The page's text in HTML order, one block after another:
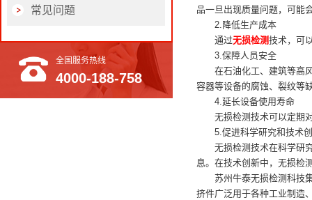
常见问题
全国服务热线
4000-188-758
品一旦出现质量问题，可能
2.降低生产成本
通过无损检测技术，可
3.保障人员安全
在石油化工、建筑等高
容器等设备的腐蚀、裂纹等
4.延长设备使用寿命
无损检测技术可以定期
5.促进科学研究和技术
无损检测技术在科学研
息。在技术创新中，无损检
苏州牛泰无损检测科技
挤件广泛用于各种工业制造